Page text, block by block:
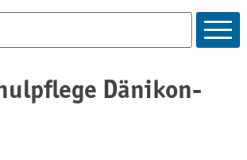
Dänikon-